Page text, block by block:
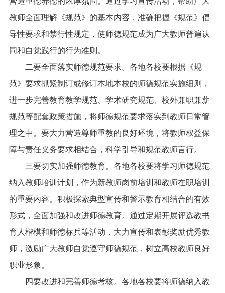
教师全面理解《规范》的基本内容，准确把握《规范》倡
导性要求和禁行性规定，使师德规范成为广大教师普遍认
同和自觉践行的行为准则。
二要全面落实师德规范要求。各地各校要根据《规
范》要求抓紧制订或修订本地本校的师德规范实施细则，
进一步完善教育教学规范、学术研究规范、校外兼职兼薪
规范等配套政策措施，将师德规范要求落实到教师日常管
理之中。要大力营造尊师重教的良好环境，将教师权益保
障与责任义务要求相结合，科学引导和规范教师言行。
三要切实加强师德教育。各地各校要将学习师德规范
纳入教师培训计划，作为新教师岗前培训和教师在职培训
的重要内容。积极探索典型宣传和警示教育相结合的有效
形式，全面加强和改进师德教育。通过定期开展评选教书
育人楷模和师德标兵等活动，大力宣传和表彰奖励优秀教
师，激励广大教师自觉遵守师德规范，树立高校教师良好
职业形象。
四要改进和完善师德考核。各地各校要将师德纳入教